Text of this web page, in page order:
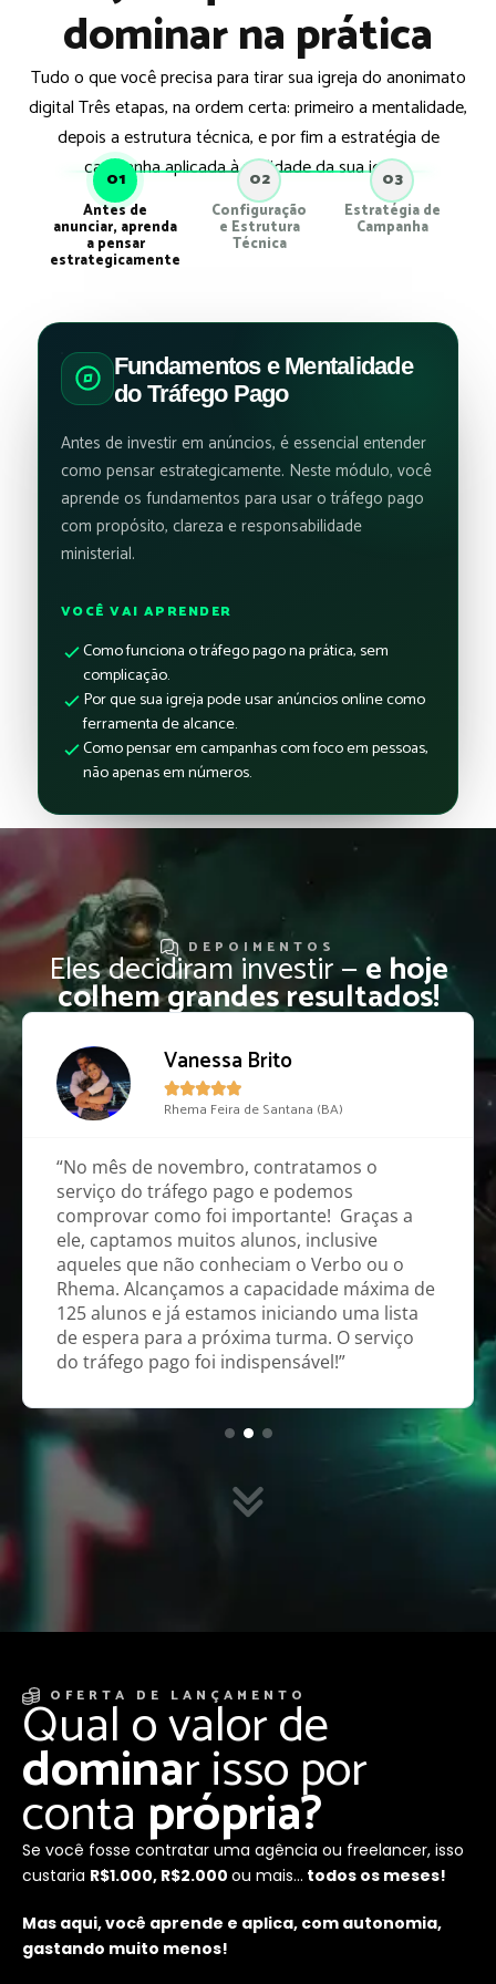
dominar na prática
Tudo o que você precisa para tirar sua igreja do anonimato
digital Três etapas, na ordem certa: primeiro a mentalidade,
depois a estrutura técnica, e por fim a estratégia de
campanha aplicada à realidade da sua igreja.
01
Antes de
anunciar, aprenda
a pensar
estrategicamente
02
Configuração
e Estrutura
Técnica
03
Estratégia de
Campanha
Fundamentos e Mentalidade
do Tráfego Pago
Antes de investir em anúncios, é essencial entender
como pensar estrategicamente. Neste módulo, você
aprende os fundamentos para usar o tráfego pago
com propósito, clareza e responsabilidade
ministerial.
VOCÊ VAI APRENDER
Como funciona o tráfego pago na prática, sem
complicação.
Por que sua igreja pode usar anúncios online como
ferramenta de alcance.
Como pensar em campanhas com foco em pessoas,
não apenas em números.
DEPOIMENTOS
Eles decidiram investir —e hoje
colhem grandes resultados!
Vanessa Brito

Rhema Feira de Santana (BA)
“No mês de novembro, contratamos o
serviço do tráfego pago e podemos
comprovar como foi importante! Graças a
ele, captamos muitos alunos, inclusive
aqueles que não conheciam o Verbo ou o
Rhema. Alcançamos a capacidade máxima de
125 alunos e já estamos iniciando uma lista
de espera para a próxima turma. O serviço
do tráfego pago foi indispensável!”
OFERTA DE LANÇAMENTO
Qual o valor de
dominar isso por
conta própria?
Se você fosse contratar uma agência ou freelancer, isso
custaria R$1.000, R$2.000 ou mais… todos os meses!
Mas aqui, você aprende e aplica, com autonomia,
gastando muito menos!